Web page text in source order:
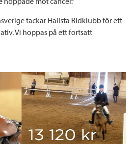
tackar Hallsta Ridklubb för ett
Vi hoppas på ett fortsatt